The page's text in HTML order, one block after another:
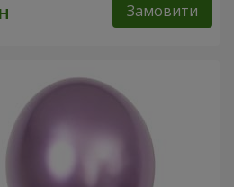
Замовити